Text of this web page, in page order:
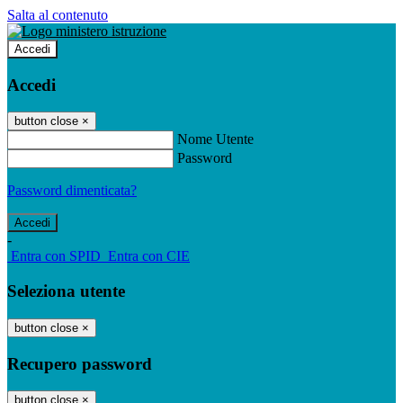
Salta al contenuto
Accedi
Accedi
button close ×
Nome Utente
Password
Password dimenticata?
-
Entra con SPID Entra con CIE
Seleziona utente
button close ×
Recupero password
button close ×